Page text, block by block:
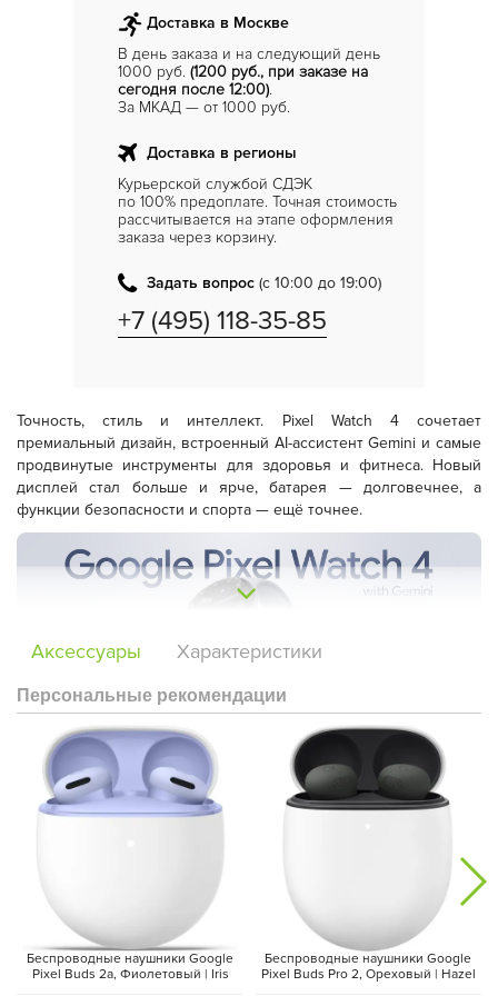
Доставка в Москве
В день заказа и на следующий день
1000 руб. (1200 руб., при заказе на
сегодня после 12:00).
За МКАД — от 1000 руб.
Доставка в регионы
Курьерской службой СДЭК
по 100% предоплате. Точная стоимость
рассчитывается на этапе оформления
заказа через корзину.
Задать вопрос (с 10:00 до 19:00)
+7 (495) 118-35-85
Точность, стиль и интеллект. Pixel Watch 4 сочетает
премиальный дизайн, встроенный AI-ассистент Gemini и самые
продвинутые инструменты для здоровья и фитнеса. Новый
дисплей стал больше и ярче, батарея — долговечнее, а
функции безопасности и спорта — ещё точнее.
Дисплей и дизайн
Pixel Watch 4 оснащёнActua 360-дисплеем: на 10% больше
50% ярче, чем у предыдущего поколения. Куполообразный
экран защищёнпрочным Gorilla Glass
Аксессуары Характеристики
Персональные рекомендации
Беспроводные наушники Google
Pixel Buds 2a, Фиолетовый | Iris
Беспроводные наушники Google
Pixel Buds Pro 2, Ореховый | Hazel